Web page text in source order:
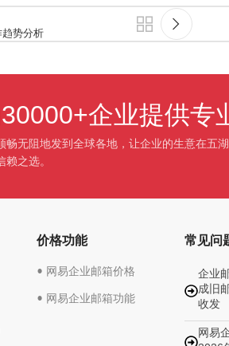
趋势分析
企业提供专
畅无阻地发到全球各地，让企业的生意在五
赖之选。
价格功能
• 网易企业邮箱价格
• 网易企业邮箱功能
常见问
企业
成旧
收发
网易